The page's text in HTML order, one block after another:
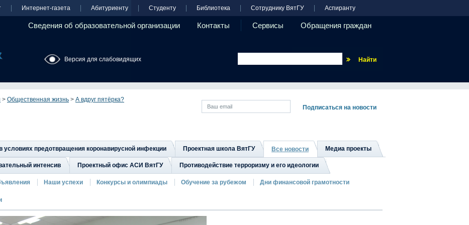
Интернет-газета Абитуриенту Студенту Библиотека Сотруднику ВятГУ Аспиранту
Сведения об образовательной организации Контакты Сервисы Обращения граждан
Версия для слабовидящих
> Общественная жизнь > А вдруг пятёрка?
предотвращения коронавирусной инфекции Проектная школа ВятГУ Все новости Медиа проекты
интенсив Проектный офис АСИ ВятГУ Противодействие терроризму и его идеологии
Наши успехи Конкурсы и олимпиады Обучение за рубежом Дни финансовой грамотности